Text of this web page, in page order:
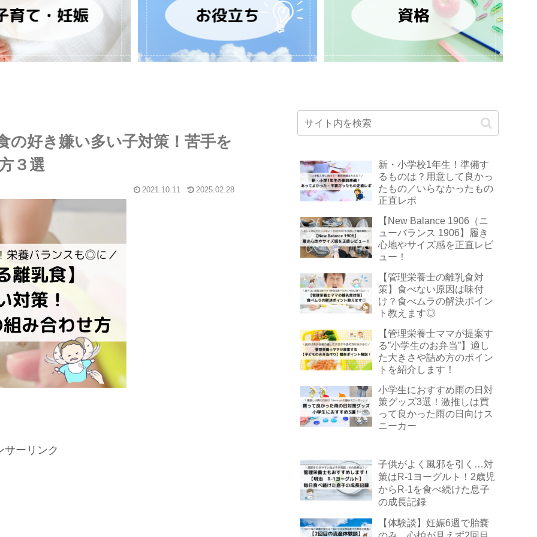
の好き嫌い多い子対策！苦手を
３選
2021.10.11 2025.02.28
サーリンク
新・小学校1年生！準備す
るものは？用意して良かっ
たもの／いらなかったもの
正直レポ
【New Balance 1906（ニ
ューバランス 1906】履き
心地やサイズ感を正直レビ
ュー！
【管理栄養士の離乳食対
策】食べない原因は味付
け？食べムラの解決ポイン
ト教えます◎
【管理栄養士ママが提案す
る”小学生のお弁当”】適し
た大きさや詰め方のポイン
トを紹介します！
小学生におすすめ雨の日対
策グッズ3選！激推しは買
って良かった雨の日向けス
ニーカー
子供がよく風邪を引く…対
策はR-1ヨーグルト！2歳児
からR-1を食べ続けた息子
の成長記録
【体験談】妊娠6週で胎嚢